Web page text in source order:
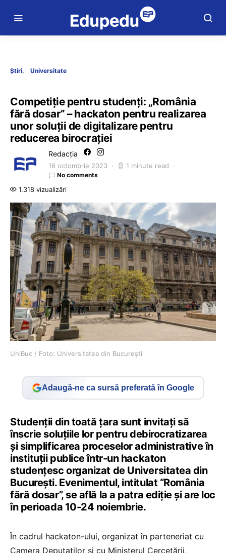
Știri Universitate
Competiție pentru studenți: „România
fără dosar” – hackaton pentru realizarea
unor soluții de digitalizare pentru
reducerea birocrației
Redacția
16 octombrie 2023 1 minute read
No comments
1.318 vizualizări
UniBuc / Foto: Universitatea din București
Adaugă-ne ca sursă preferată în Google
Studenții din toată țara sunt invitați să
înscrie soluțiile lor pentru debirocratizarea
și simplificarea proceselor administrative în
instituții publice într-un hackaton
studențesc organizat de Universitatea din
București. Evenimentul, intitulat “România
fără dosar”, se află la a patra ediție și are loc
în perioada 10-24 noiembrie.
În cadrul hackaton-ului, organizat în parteneriat cu
Camera Deputaților și cu Ministerul Cercetării,